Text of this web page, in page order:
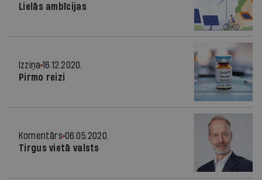
Lielās ambīcijas
Izziņa 16.12.2020.
Pirmo reizi
Komentārs 06.05.2020.
Tirgus vietā valsts